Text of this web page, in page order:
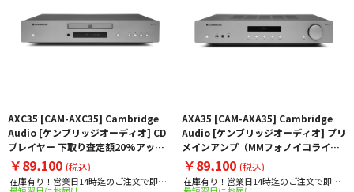
AXC35 [CAM-AXC35] Cambridge
Audio [ケンブリッジオーディオ] CD
プレイヤー 下取り査定額20%アップ
実施中！
￥89,100 (税込)
在庫有り！営業日14時迄のご注文で即日
AXA35 [CAM-AXA35] Cambridge
Audio [ケンブリッジオーディオ] プリ
メインアンプ（MMフォノイコライザ
ー内蔵） 下取り査定額20%アップ実
施中！
￥89,100 (税込)
在庫有り！営業日14時迄のご注文で即日